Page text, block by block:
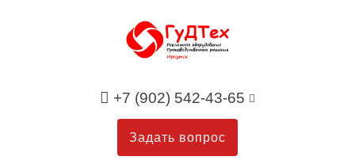
+7 (902) 542-43-65
Задать вопрос